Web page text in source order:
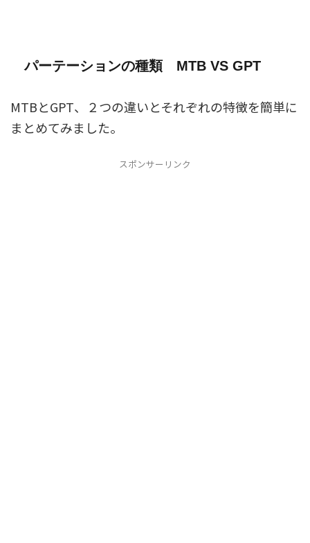
パーテーションの種類 MTB VS GPT
MTBとGPT、２つの違いとそれぞれの特徴を簡単に
まとめてみました。
スポンサーリンク